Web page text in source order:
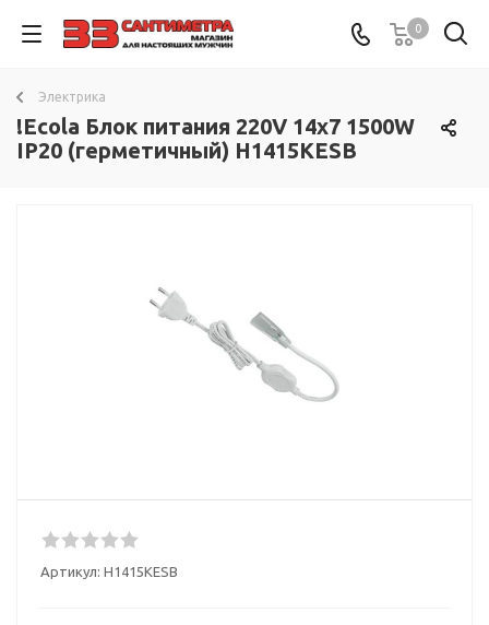
0
Электрика
!Ecola Блок питания 220V 14x7 1500W
IP20 (герметичный) H1415KESB
Артикул: H1415KESB